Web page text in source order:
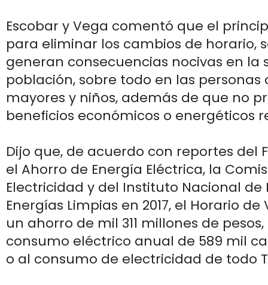
Escobar y Vega comentó que el
para eliminar los cambios de horario,
generan consecuencias nocivas en la
población, sobre todo en las personas
mayores y niños, además de que no
beneficios económicos o energéticos
Dijo que, de acuerdo con reportes del
el Ahorro de Energía Eléctrica, la
Electricidad y del Instituto Nacional de
Energías Limpias en 2017, el Horario
un ahorro de mil 311 millones de
consumo eléctrico anual de 589 mil
o al consumo de electricidad de todo